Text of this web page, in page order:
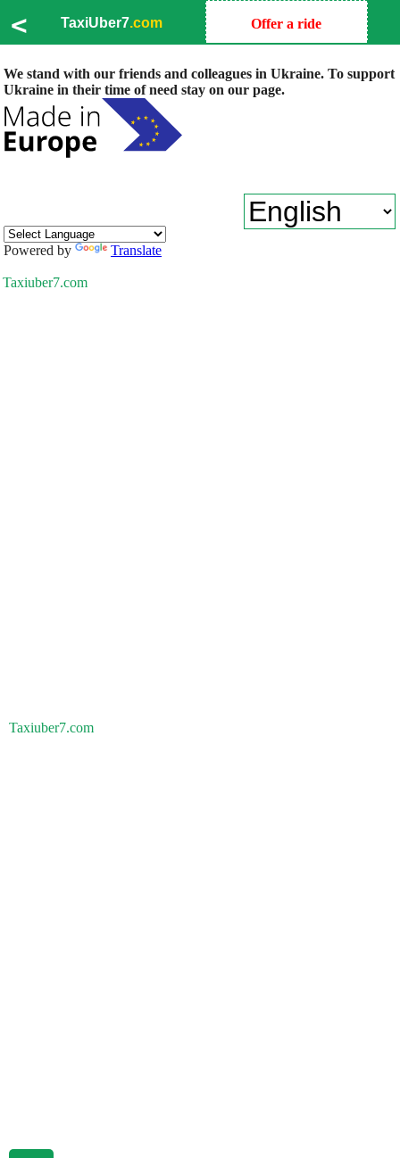
< TaxiUber7.com Offer a ride
We stand with our friends and colleagues in Ukraine. To support
Ukraine in their time of need stay on our page.
Powered by Translate
Taxiuber7.com
Taxiuber7.com